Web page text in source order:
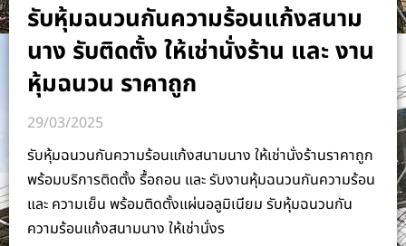
รับหุ้มฉนวนกันความร้อนแก้งสนาม
นาง รับติดตั้ง ให้เช่านั่งร้าน และ งาน
หุ้มฉนวน ราคาถูก
29/03/2025
รับหุ้มฉนวนกันความร้อนแก้งสนามนาง ให้เช่านั่งร้านราคาถูก
พร้อมบริการติดตั้ง รื้อถอน และ รับงานหุ้มฉนวนกันความร้อน
และ ความเย็น พร้อมติดตั้งแผ่นอลูมิเนียม รับหุ้มฉนวนกัน
ความร้อนแก้งสนามนาง ให้เช่านั่งร